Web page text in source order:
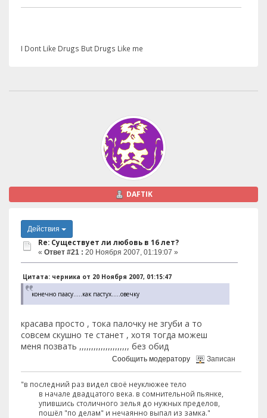
I Dont Like Drugs But Drugs Like me
DAFTIK
Действия
Re: Существует ли любовь в 16 лет?
« Ответ #21 : 20 Ноября 2007, 01:19:07 »
Цитата: черника от 20 Ноября 2007, 01:15:47
конечно паасу.....как пастух.....овечку
красава просто , тока палочку не згуби а то
совсем скушно те станет , хотя тогда можеш
меня позвать ,,,,,,,,,,,,,,,,,,,,, без обид
Сообщить модератору Записан
"в последний раз видел своё неуклюжее тело
в начале двадцатого века. в сомнительной пьянке,
упившись столичного зелья до нужных пределов,
пошёл "по делам" и нечаянно выпал из замка."